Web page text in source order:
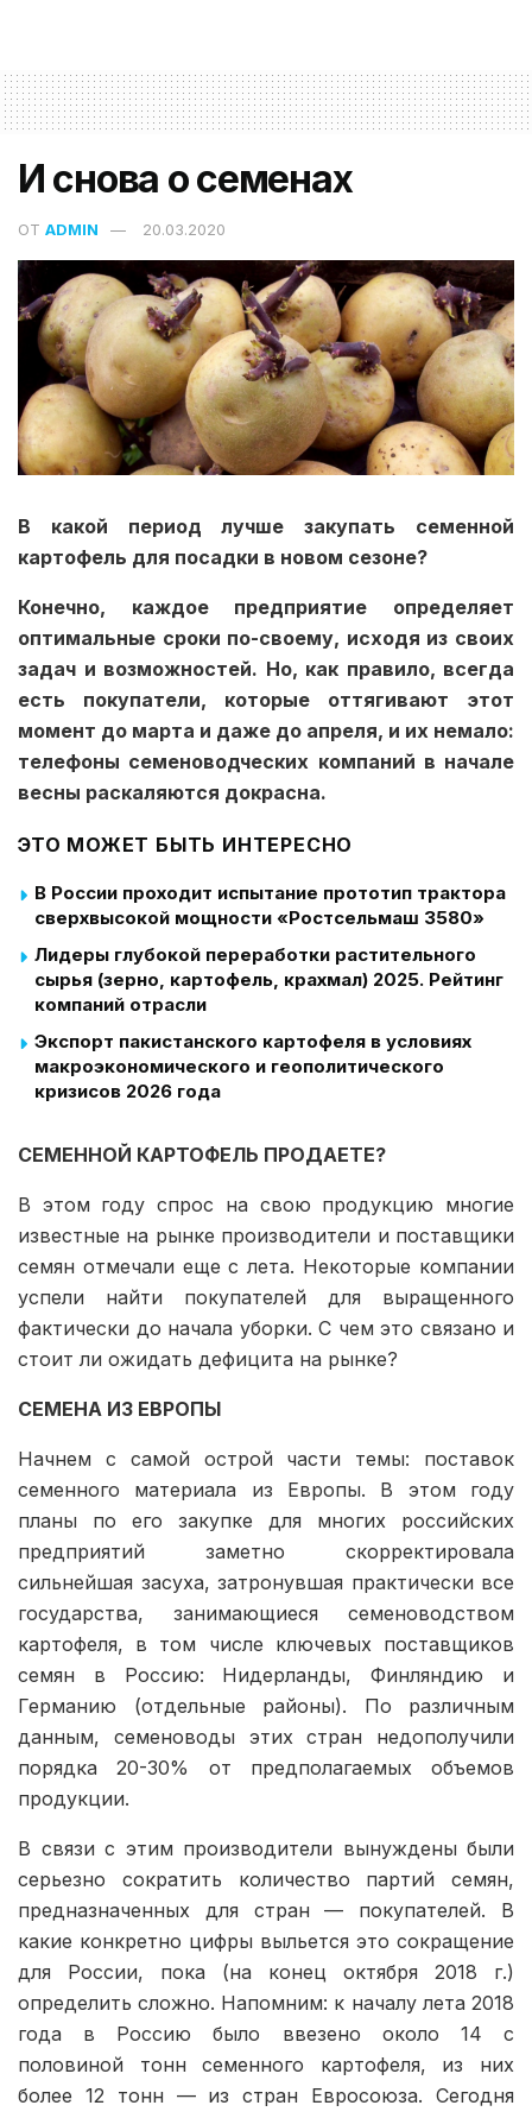
И снова о семенах
ОТ ADMIN 20.03.2020
В какой период лучше закупать семенной
картофель для посадки в новом сезоне?
Конечно, каждое предприятие определяет
оптимальные сроки по-своему, исходя из своих
задач и возможностей. Но, как правило, всегда
есть покупатели, которые оттягивают этот
момент до марта и даже до апреля, и их немало:
телефоны семеноводческих компаний в начале
весны раскаляются докрасна.
ЭТО МОЖЕТ БЫТЬ ИНТЕРЕСНО
В России проходит испытание прототип трактора
сверхвысокой мощности «Ростсельмаш 3580»
Лидеры глубокой переработки растительного
сырья (зерно, картофель, крахмал) 2025. Рейтинг
компаний отрасли
Экспорт пакистанского картофеля в условиях
макроэкономического и геополитического
кризисов 2026 года
СЕМЕННОЙ КАРТОФЕЛЬ ПРОДАЕТЕ?
В этом году спрос на свою продукцию многие
известные на рынке производители и поставщики
семян отмечали еще с лета. Некоторые компании
успели найти покупателей для выращенного
фактически до начала уборки. С чем это связано и
стоит ли ожидать дефицита на рынке?
СЕМЕНА ИЗ ЕВРОПЫ
Начнем с самой острой части темы: поставок
семенного материала из Европы. В этом году
планы по его закупке для многих российских
предприятий заметно скорректировала
сильнейшая засуха, затронувшая практически все
государства, занимающиеся семеноводством
картофеля, в том числе ключевых поставщиков
семян в Россию: Нидерланды, Финляндию и
Германию (отдельные районы). По различным
данным, семеноводы этих стран недополучили
порядка 20-30% от предполагаемых объемов
продукции.
В связи с этим производители вынуждены были
серьезно сократить количество партий семян,
предназначенных для стран — покупателей. В
какие конкретно цифры выльется это сокращение
для России, пока (на конец октября 2018 г.)
определить сложно. Напомним: к началу лета 2018
года в Россию было ввезено около 14 с
половиной тонн семенного картофеля, из них
более 12 тонн — из стран Евросоюза. Сегодня